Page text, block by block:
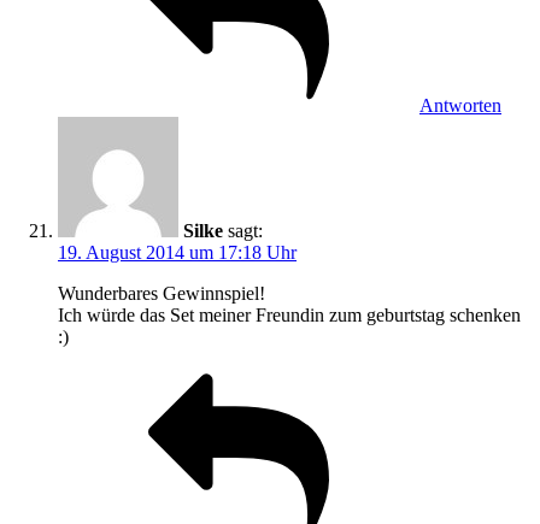
Antworten
Silke sagt:
19. August 2014 um 17:18 Uhr
Wunderbares Gewinnspiel!
Ich würde das Set meiner Freundin zum geburtstag schenken
:)